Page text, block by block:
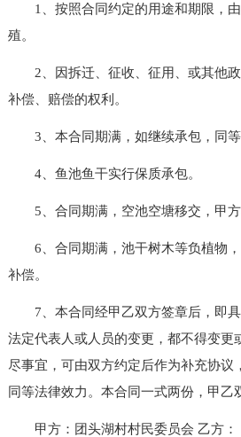
1、按照合同约定的用途和期限，由
殖。
2、因拆迁、征收、征用、或其他政
补偿、赔偿的权利。
3、本合同期满，如继续承包，同等
4、鱼池鱼干实行保质承包。
5、合同期满，空池空塘移交，甲方
6、合同期满，池干树木等负植物，
补偿。
7、本合同经甲乙双方签章后，即具
法定代表人或人员的变更，都不得变更
尽事宜，可由双方约定后作为补充协议
同等法律效力。本合同一式两份，甲乙
甲方：团头湖村村民委员会 乙方：